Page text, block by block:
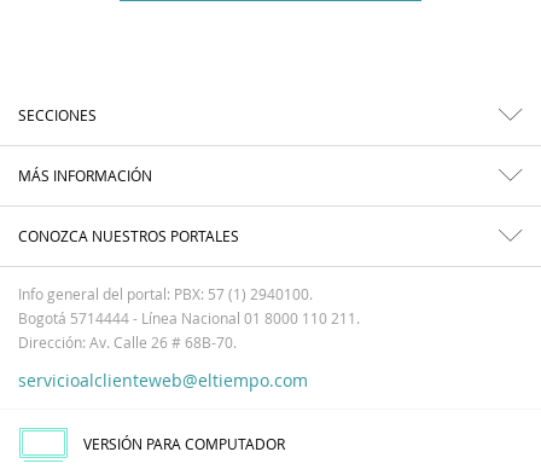
SECCIONES
MÁS INFORMACIÓN
CONOZCA NUESTROS PORTALES
Info general del portal: PBX: 57 (1) 2940100.
Bogotá 5714444 - Línea Nacional 01 8000 110 211.
Dirección: Av. Calle 26 # 68B-70.
servicioalclienteweb@eltiempo.com
VERSIÓN PARA COMPUTADOR